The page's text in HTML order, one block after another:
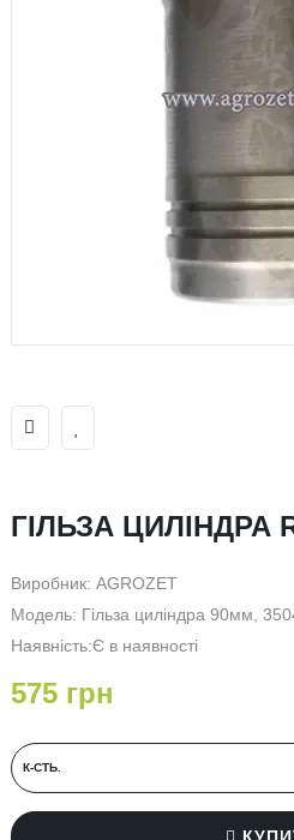
ГІЛЬЗА ЦИЛІНДРА
Виробник: AGROZET
Модель: Гільза циліндра 90мм,
Наявність:Є в наявності
575 грн
К‐СТЬ.